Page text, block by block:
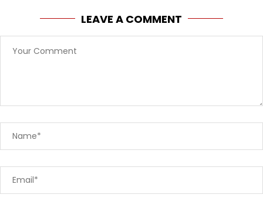
LEAVE A COMMENT